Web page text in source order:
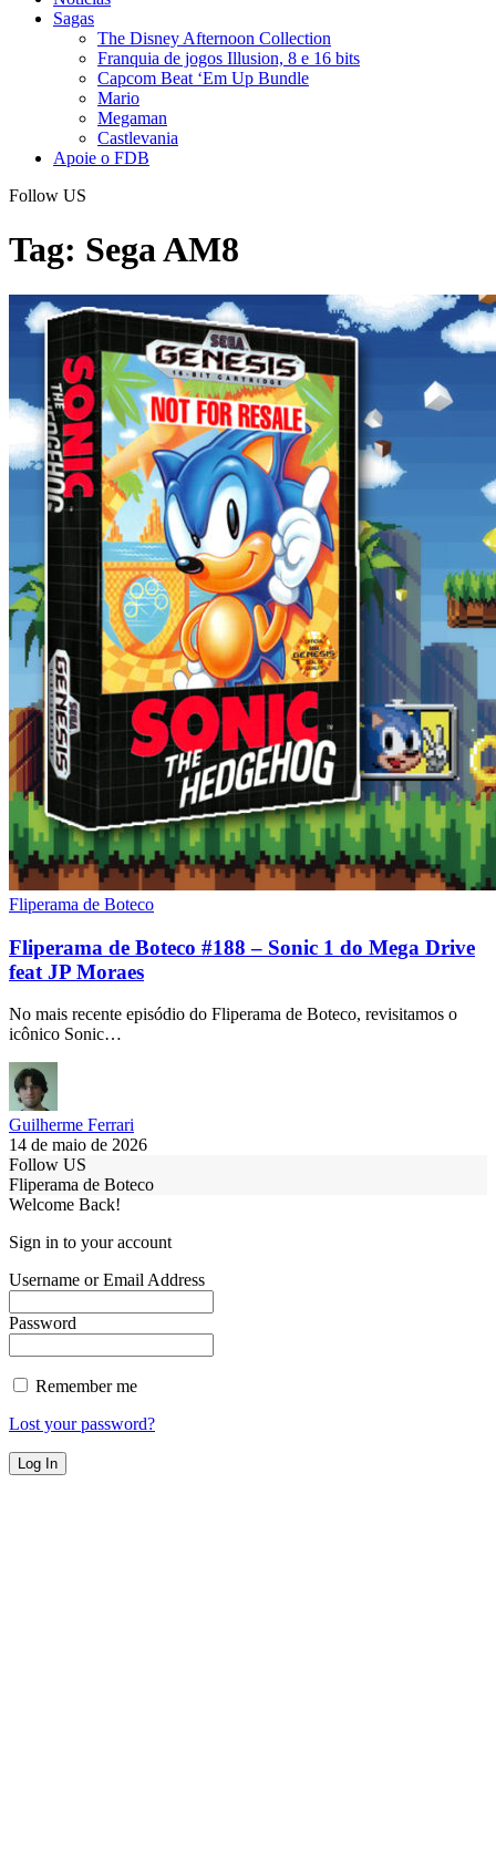
Sagas
The Disney Afternoon Collection
Franquia de jogos Illusion, 8 e 16 bits
Capcom Beat ‘Em Up Bundle
Mario
Megaman
Castlevania
Apoie o FDB
Follow US
Tag: Sega AM8
Fliperama de Boteco
Fliperama de Boteco #188 – Sonic 1 do Mega Drive
feat JP Moraes
No mais recente episódio do Fliperama de Boteco, revisitamos o
icônico Sonic…
Guilherme Ferrari
14 de maio de 2026
Follow US
Fliperama de Boteco
Welcome Back!
Sign in to your account
Username or Email Address
Password
Remember me
Lost your password?